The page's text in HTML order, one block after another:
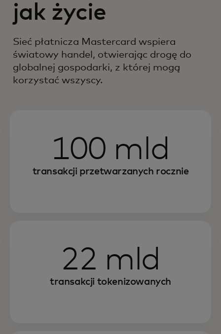
jak życie
Sieć płatnicza Mastercard wspiera
światowy handel, otwierając drogę do
globalnej gospodarki, z której mogą
korzystać wszyscy.
100 mld
transakcji przetwarzanych rocznie
22 mld
transakcji tokenizowanych